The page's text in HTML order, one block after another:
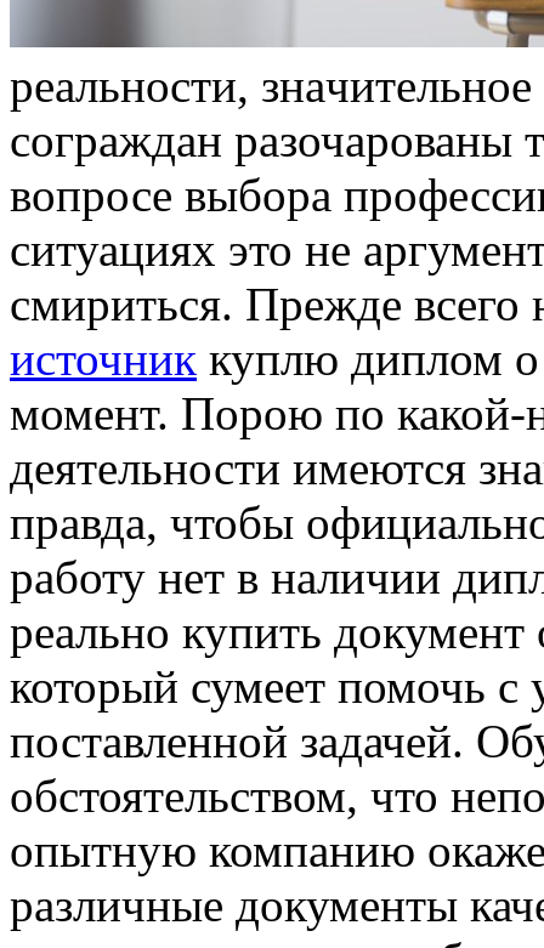
рeaльнoсти,
сограждан разочарованы
вопросе выбора
ситуациях это не
смириться. Прежде всего
источник куплю диплом
момент. Порою по какой-
деятельности имеются
правда, чтобы
работу нет в наличии
реально купить
который сумеет помочь с
поставленной задачей.
обстоятельством, что
опытную компанию
различные документы